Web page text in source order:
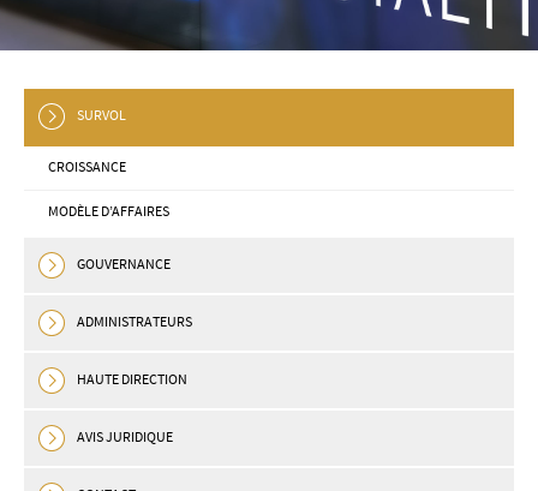
SURVOL
CROISSANCE
MODÈLE D’AFFAIRES
GOUVERNANCE
ADMINISTRATEURS
HAUTE DIRECTION
AVIS JURIDIQUE